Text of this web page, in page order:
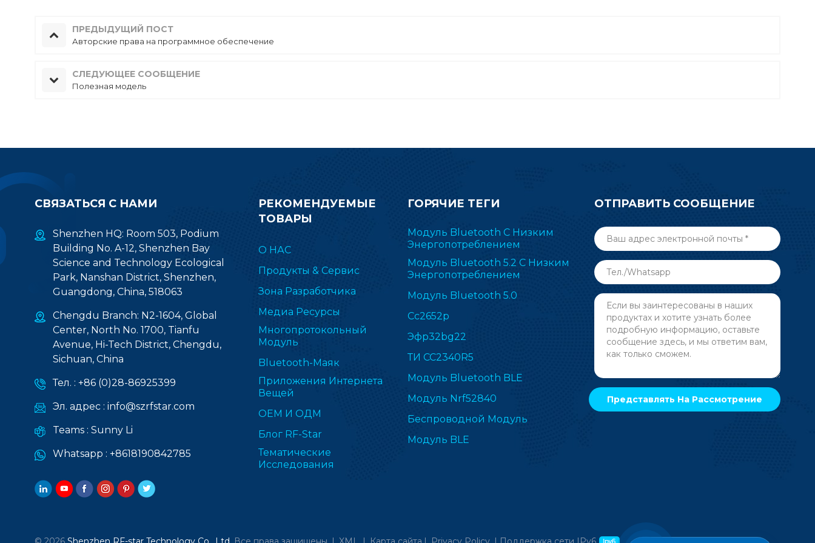
ПРЕДЫДУЩИЙ ПОСТ
Авторские права на программное обеспечение
СЛЕДУЮЩЕЕ СООБЩЕНИЕ
Полезная модель
СВЯЗАТЬСЯ С НАМИ
Shenzhen HQ: Room 503, Podium
Building No. A-12, Shenzhen Bay
Science and Technology Ecological
Park, Nanshan District, Shenzhen,
Guangdong, China, 518063
Chengdu Branch: N2-1604, Global
Center, North No. 1700, Tianfu
Avenue, Hi-Tech District, Chengdu,
Sichuan, China
Тел. : +86 (0)28-86925399
Эл. адрес : info@szrfstar.com
Teams : Sunny Li
Whatsapp : +8618190842785
РЕКОМЕНДУЕМЫЕ
ТОВАРЫ
О НАС
Продукты & Сервис
Зона Разработчика
Медиа Ресурсы
Многопротокольный
Модуль
Bluetooth-Маяк
Приложения Интернета
Вещей
ОЕМ И ОДМ
Блог RF-Star
Тематические
Исследования
ГОРЯЧИЕ ТЕГИ
Модуль Bluetooth С Низким
Энергопотреблением
Модуль Bluetooth 5.2 С Низким
Энергопотреблением
Модуль Bluetooth 5.0
Cc2652p
Эфр32bg22
ТИ CC2340R5
Модуль Bluetooth BLE
Модуль Nrf52840
Беспроводной Модуль
Модуль BLE
ОТПРАВИТЬ СООБЩЕНИЕ